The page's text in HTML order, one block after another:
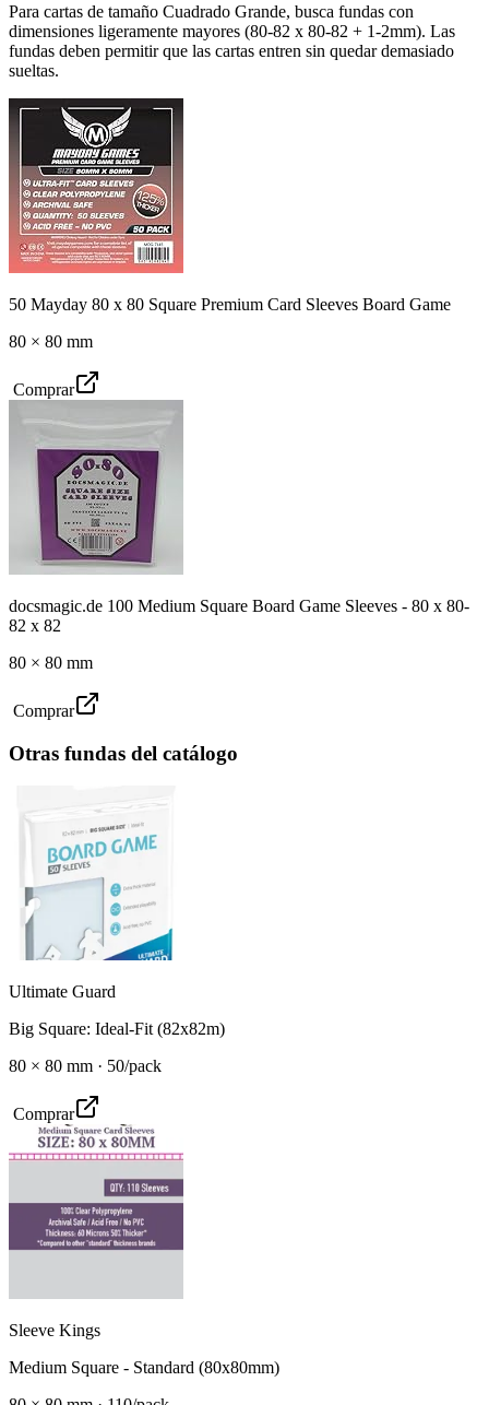
Para cartas de tamaño Cuadrado Grande, busca fundas con
dimensiones ligeramente mayores (80-82 x 80-82 + 1-2mm). Las
fundas deben permitir que las cartas entren sin quedar demasiado
sueltas.
50 Mayday 80 x 80 Square Premium Card Sleeves Board Game
80 × 80 mm
Comprar
docsmagic.de 100 Medium Square Board Game Sleeves - 80 x 80-
82 x 82
80 × 80 mm
Comprar
Otras fundas del catálogo
Ultimate Guard
Big Square: Ideal-Fit (82x82m)
80 × 80 mm · 50/pack
Comprar
Sleeve Kings
Medium Square - Standard (80x80mm)